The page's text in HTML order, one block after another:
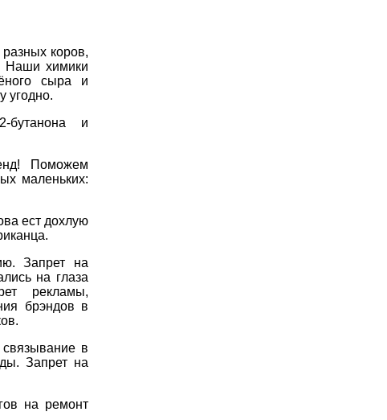
коров,
Наши химики
сыра и
угодно.
бутанона и
Поможем
маленьких:
ест дохлую
Запрет на
на глаза
рекламы,
брэндов в
в
Запрет на
на ремонт